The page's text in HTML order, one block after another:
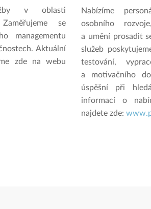
v oblasti
se
managementu
Aktuální
zde na webu
Nabízíme
osobního
a umění prosadit
služeb
testování,
a motivačního
úspěšní při
informací o
najdete zde: